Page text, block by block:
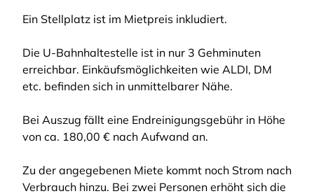
Ein Stellplatz ist im Mietpreis inkludiert.
Die U-Bahnhaltestelle ist in nur 3 Gehminuten
erreichbar. Einkäufsmöglichkeiten wie ALDI, DM
etc. befinden sich in unmittelbarer Nähe.
Bei Auszug fällt eine Endreinigungsgebühr in Höhe
von ca. 180,00 € nach Aufwand an.
Zu der angegebenen Miete kommt noch Strom nach
Verbrauch hinzu. Bei zwei Personen erhöht sich die